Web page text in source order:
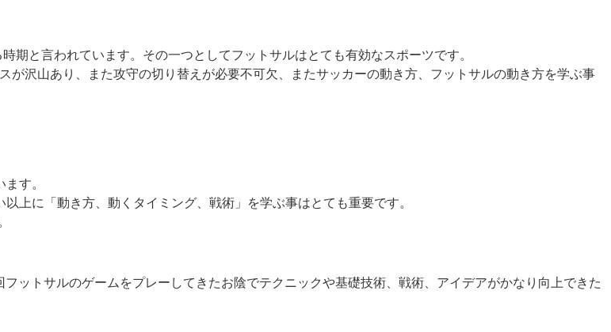
と言われています。その一つとしてフットサルはとても有効なスポーツです。
沢山あり、また攻守の切り替えが必要不可欠、またサッカーの動き方、フットサルの動き方を学ぶ事
す。
上に「動き方、動くタイミング、戦術」を学ぶ事はとても重要です。
ットサルのゲームをプレーしてきたお陰でテクニックや基礎技術、戦術、アイデアがかなり向上できた